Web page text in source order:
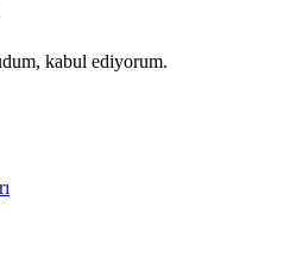
kabul ediyorum.